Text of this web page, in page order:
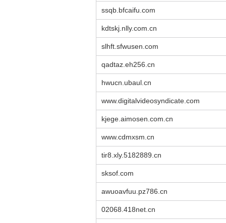
ssqb.bfcaifu.com
kdtskj.nlly.com.cn
slhft.sfwusen.com
qadtaz.eh256.cn
hwucn.ubaul.cn
www.digitalvideosyndicate.com
kjege.aimosen.com.cn
www.cdmxsm.cn
tir8.xly.5182889.cn
sksof.com
awuoavfuu.pz786.cn
02068.418net.cn